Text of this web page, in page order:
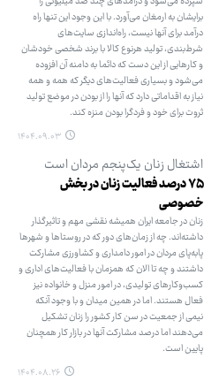
برایشان به ارمغان می‌آورد. با این وجود این تنها راه
درآمد برای آنها نیست، راه‌اندازی سایت‌های
شرط‌بندی، تولید هرنوع کالا با برند شخصی خودشان
و کارهایی از این دست که دائما به دامنه آن افزوده
می‌شود و بسیاری فعالیت‌های دیگر که همه و همه
نیاز به اقداماتی دارد که آنها را از بودن در موضع تولید
ثروت برای خود و فردگرا بودن منزه کند.
۱۴۰۴.۰۹.۰۳
اشتغال زنان یک‌پنجم مردان است
۷۵ درصد فعالیت زنان در بخش
خصوصی
زنان در جامعه ایران همیشه نقشی مهم و تاثیرگذار
داشته‌اند. چه از زمان‌های دور که در روستاها و شهرها
پابه‌پای مردان در امور دامداری و کشاورزی مشارکت
داشتند و چه تا الان که همزمان با فعالیت‌های اداری و
کسب‌وکارهای تولیدی، در امور منزل و خانواده نیز
فعال هستند. اما در همین میدان و با وجود آنکه
نیمی از جمعیت در سن کار کشور را زنان تشکیل
می‌دهند اما درصد مشارکت آنها در بازار کار همچنان
پایین است.
۱۴۰۴.۰۸.۲۶